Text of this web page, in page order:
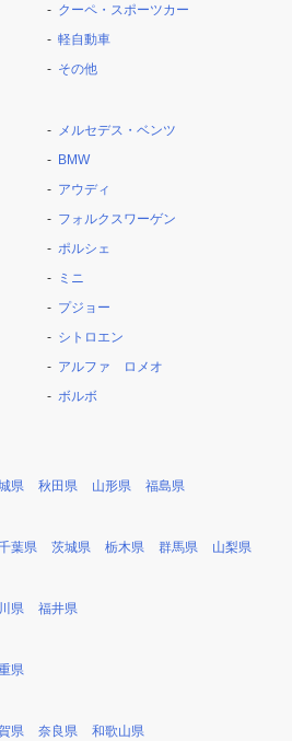
クーペ・スポーツカー
軽自動車
その他
メルセデス・ベンツ
BMW
アウディ
フォルクスワーゲン
ポルシェ
ミニ
プジョー
シトロエン
アルファ ロメオ
ボルボ
県 秋田県 山形県 福島県
葉県 茨城県 栃木県 群馬県 山梨県
県 福井県
県
県 奈良県 和歌山県